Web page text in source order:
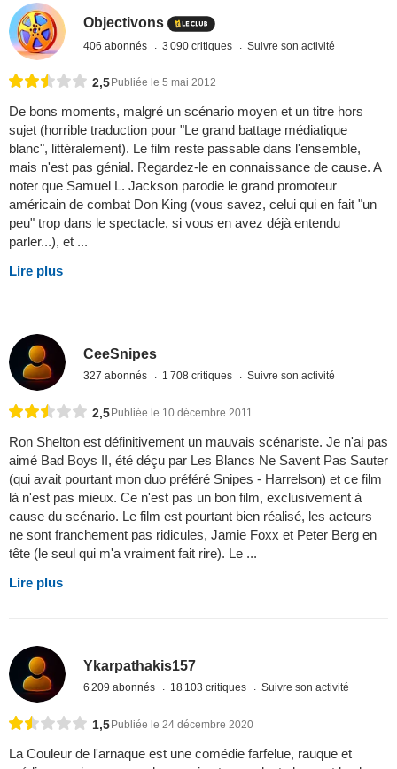
Objectivons
406 abonnés 3 090 critiques Suivre son activité
2,5Publiée le 5 mai 2012
De bons moments, malgré un scénario moyen et un titre hors
sujet (horrible traduction pour "Le grand battage médiatique
blanc", littéralement). Le film reste passable dans l'ensemble,
mais n'est pas génial. Regardez-le en connaissance de cause. A
noter que Samuel L. Jackson parodie le grand promoteur
américain de combat Don King (vous savez, celui qui en fait "un
peu" trop dans le spectacle, si vous en avez déjà entendu
parler...), et ...
Lire plus
CeeSnipes
327 abonnés 1 708 critiques Suivre son activité
2,5Publiée le 10 décembre 2011
Ron Shelton est définitivement un mauvais scénariste. Je n'ai pas
aimé Bad Boys II, été déçu par Les Blancs Ne Savent Pas Sauter
(qui avait pourtant mon duo préféré Snipes - Harrelson) et ce film
là n'est pas mieux. Ce n'est pas un bon film, exclusivement à
cause du scénario. Le film est pourtant bien réalisé, les acteurs
ne sont franchement pas ridicules, Jamie Foxx et Peter Berg en
tête (le seul qui m'a vraiment fait rire). Le ...
Lire plus
Ykarpathakis157
6 209 abonnés 18 103 critiques Suivre son activité
1,5 Publiée le 24 décembre 2020
La Couleur de l'arnaque est une comédie farfelue, rauque et